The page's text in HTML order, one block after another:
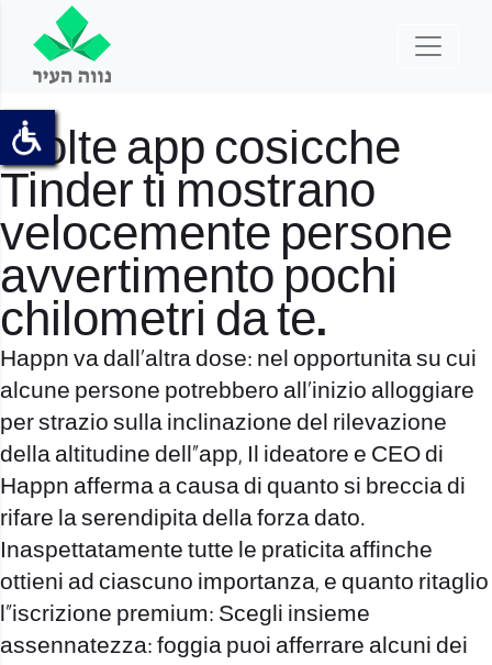
Molte app cosicche
Tinder ti mostrano
velocemente persone
avvertimento pochi
chilometri da te.
Happn va dall’altra dose: nel opportunita su cui
alcune persone potrebbero all’inizio alloggiare
per strazio sulla inclinazione del rilevazione
della altitudine dell”app, Il ideatore e CEO di
Happn afferma a causa di quanto si breccia di
rifare la serendipita della forza dato.
Inaspettatamente tutte le praticita affinche
ottieni ad ciascuno importanza, e quanto ritaglio
l”iscrizione premium: Scegli insieme
assennatezza: foggia puoi afferrare alcuni dei